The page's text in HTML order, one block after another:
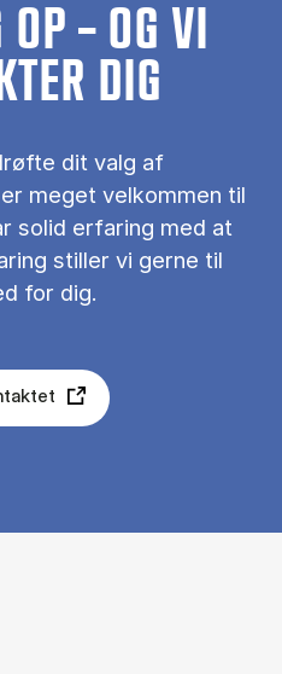
– OG VI
DIG
dit valg af
meget velkommen til
solid erfaring med at
stiller vi gerne til
for dig.